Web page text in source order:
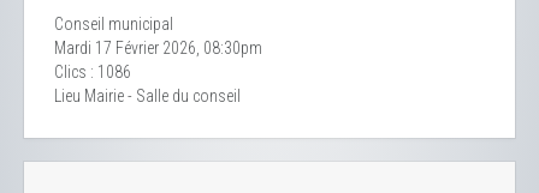
Conseil municipal
Mardi 17 Février 2026, 08:30pm
Clics : 1086
Lieu Mairie - Salle du conseil